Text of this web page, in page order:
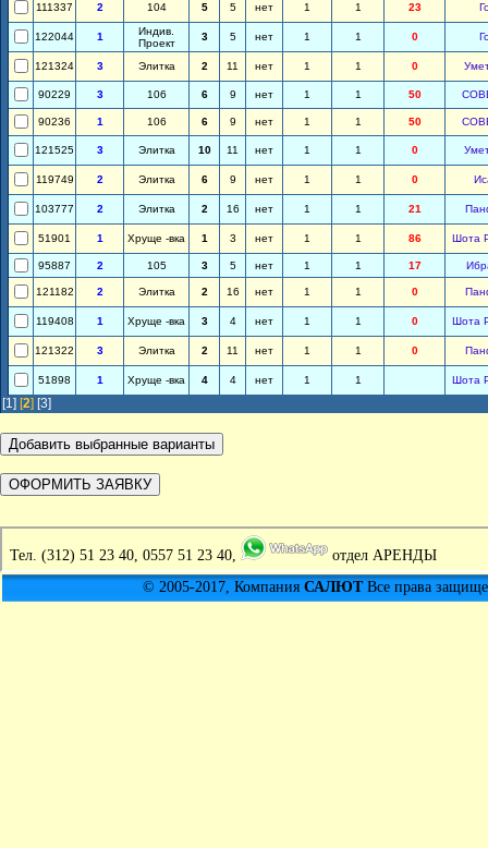
111337 2 104 5 5 нет 1 1 23
122044 1
Индив.
Проект
3 5 нет 1 1 0
121324 3 Элитка 2 11 нет 1 1 0
90229 3 106 6 9 нет 1 1 50
90236 1 106 6 9 нет 1 1 50
121525 3 Элитка 10 11 нет 1 1 0
119749 2 Элитка 6 9 нет 1 1 0
103777 2 Элитка 2 16 нет 1 1 21
51901 1 Хруще -вка 1 3 нет 1 1 86 Шота
95887 2 105 3 5 нет 1 1 17
121182 2 Элитка 2 16 нет 1 1 0
119408 1 Хруще -вка 3 4 нет 1 1 0 Шота
121322 3 Элитка 2 11 нет 1 1 0
51898 1 Хруще -вка 4 4 нет 1 1 Шота
[1] [2] [3]
Тел. (312) 51 23 40, 0557 51 23 40,
отдел АРЕНДЫ
© 2005-2017, Компания САЛЮТВсе права